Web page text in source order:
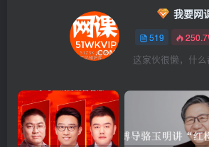
我要网
519
这家伙很懒，什